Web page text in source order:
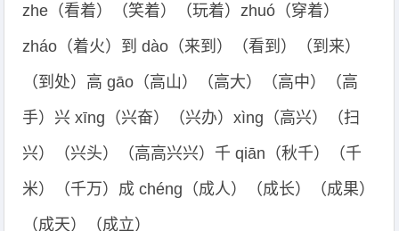
zhe（看着）（笑着）（玩着）zhuó（穿着）
zháo（着火）到 dào（来到）（看到）（到来）
（到处）高 gāo（高山）（高大）（高中）（高
手）兴 xīng（兴奋）（兴办）xìng（高兴）（扫
兴）（兴头）（高高兴兴）千 qiān（秋千）（千
米）（千万）成 chéng（成人）（成长）（成果）
（成天）（成立）